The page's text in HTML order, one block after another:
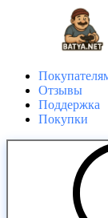
Отзывы
Поддержка
Покупки